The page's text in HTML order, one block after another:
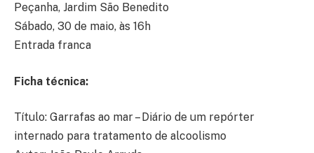
Peçanha, Jardim São Benedito
Sábado, 30 de maio, às 16h
Entrada franca
Ficha técnica:
Título: Garrafas ao mar – Diário de um repórter
internado para tratamento de alcoolismo